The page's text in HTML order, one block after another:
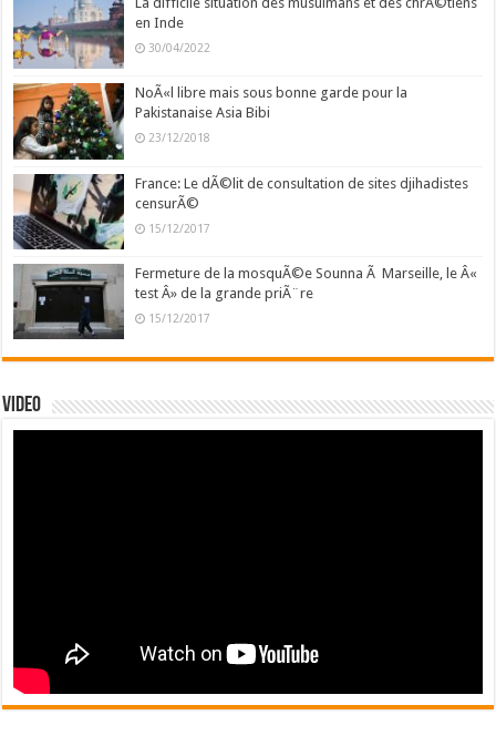
en Inde
30/04/2022
NoÃ«l libre mais sous bonne garde pour la
Pakistanaise Asia Bibi
23/12/2018
France: Le dÃ©lit de consultation de sites djihadistes
censurÃ©
15/12/2017
Fermeture de la mosquÃ©e Sounna Ã Marseille, le Â«
test Â» de la grande priÃ¨re
15/12/2017
Video